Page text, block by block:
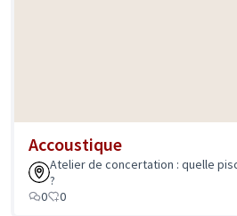
Accoustique
Atelier de concertation : quelle
?
0
0